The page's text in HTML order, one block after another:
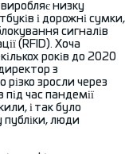
низку
і дорожні сумки,
сигналів
(RFID). Хоча
років до 2020
з
зросли через
час пандемії
і так було
публіки, люди